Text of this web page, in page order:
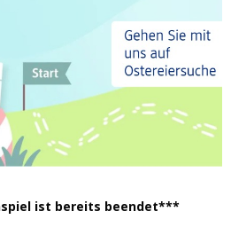
ist bereits beendet***